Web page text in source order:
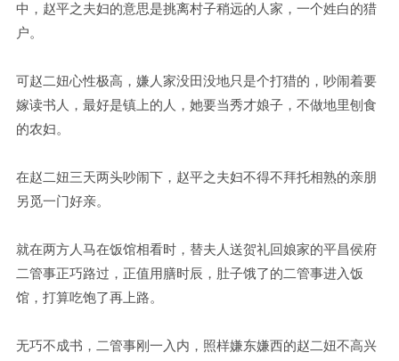
中，赵平之夫妇的意思是挑离村子稍远的人家，一个姓白的猎
户。
可赵二妞心性极高，嫌人家没田没地只是个打猎的，吵闹着要
嫁读书人，最好是镇上的人，她要当秀才娘子，不做地里刨食
的农妇。
在赵二妞三天两头吵闹下，赵平之夫妇不得不拜托相熟的亲朋
另觅一门好亲。
就在两方人马在饭馆相看时，替夫人送贺礼回娘家的平昌侯府
二管事正巧路过，正值用膳时辰，肚子饿了的二管事进入饭
馆，打算吃饱了再上路。
无巧不成书，二管事刚一入内，照样嫌东嫌西的赵二妞不高兴